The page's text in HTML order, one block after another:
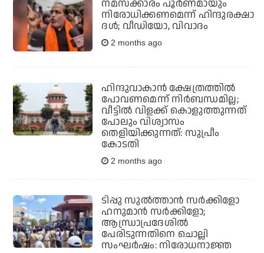
നമസ്‌ക്കാരം പൂര്‍ണമായും
നിരോധിക്കണമെന്ന് ഹിന്ദുരക്ഷാ
ദള്‍; വീഡിയോ, വിവാദം
2 months ago
ഹിന്ദുവാകാന്‍ ക്ഷേത്രത്തില്‍
പോവണമെന്ന് നിര്‍ബന്ധമില്ല;
വീട്ടില്‍ വിളക്ക് കൊളുത്തുന്നത്
പോലും വിശ്വാസം
തെളിയിക്കുന്നത്: സുപ്രീം
കോടതി
2 months ago
ടിപ്പു സുല്‍ത്താന്‍ സര്‍ക്കിളോ
ഹനുമാന്‍ സര്‍ക്കിളോ;
ആന്ധ്രാപ്രദേശില്‍
പേരിടുന്നതിനെ ചൊല്ലി
സംഘര്‍ഷം: നിരോധനാജ്ഞ